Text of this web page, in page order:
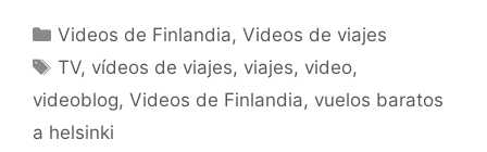
Categorías
Videos de Finlandia,Videos de viajes
Etiquetas
TV, vídeos de viajes, viajes, video,
videoblog, Videos de Finlandia, vuelos baratos
a helsinki